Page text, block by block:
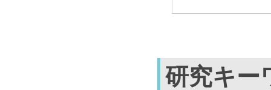
研究キー